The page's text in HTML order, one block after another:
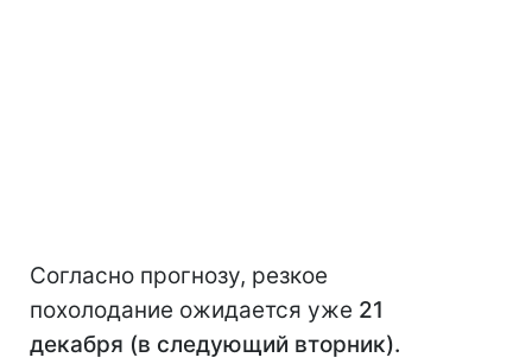
Согласно прогнозу, резкое
похолодание ожидается уже 21
декабря (в следующий вторник).